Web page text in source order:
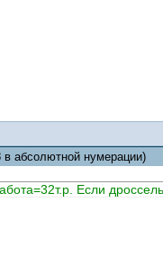
в абсолютной нумерации)
Если